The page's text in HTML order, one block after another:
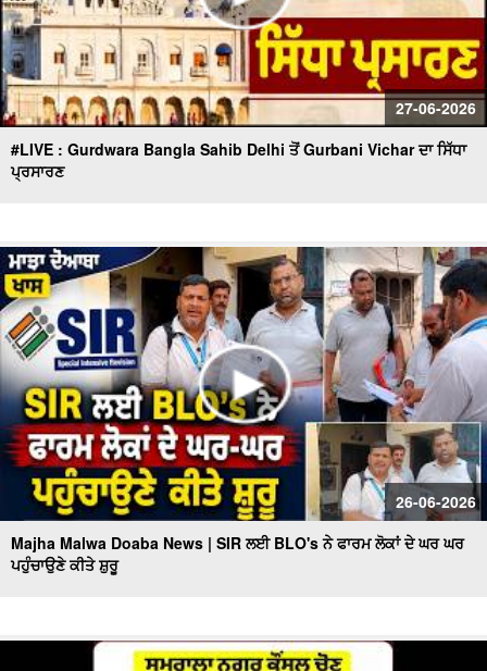
27-06-2026
#LIVE : Gurdwara Bangla Sahib Delhi ਤੋਂ Gurbani Vichar ਦਾ ਸਿੱਧਾ
ਪ੍ਰਸਾਰਣ
26-06-2026
Majha Malwa Doaba News | SIR ਲਈ BLO's ਨੇ ਫਾਰਮ ਲੋਕਾਂ ਦੇ ਘਰ ਘਰ
ਪਹੁੰਚਾਉਣੇ ਕੀਤੇ ਸ਼ੁਰੂ